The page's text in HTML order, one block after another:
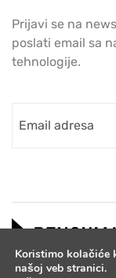
Prijavi se na
poslati email sa
tehnologije.
Koristimo kolačiće
našoj veb stranici.